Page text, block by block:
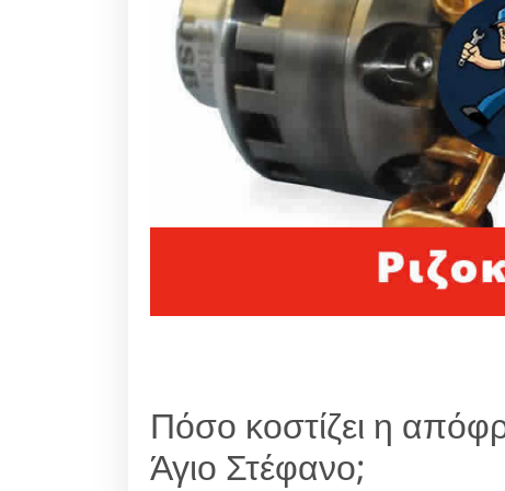
Πόσο κοστίζει η
Άγιο Στέφανο;